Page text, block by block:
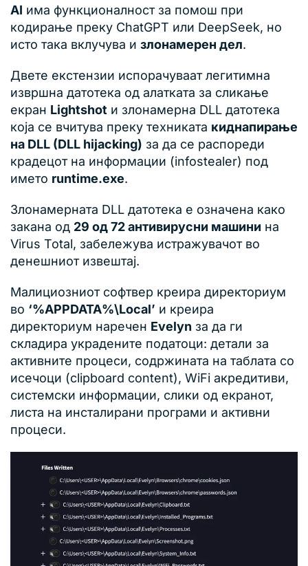
AI има функционалност за помош при
кодирање преку ChatGPT или DeepSeek, но
исто така вклучува и злонамерен дел.
Двете екстензии испорачуваат легитимна
извршна датотека од алатката за сликање
екран Lightshot и злонамерна DLL датотека
која се вчитува преку техниката киднапирање
на DLL (DLL hijacking) за да се распореди
крадецот на информации (infostealer) под
името runtime.exe.
Злонамерната DLL датотека е означена како
закана од 29 од 72 антивирусни машини на
Virus Total, забележува истражувачот во
денешниот извештај.
Малициозниот софтвер креира директориум
во ‘%APPDATA%\Local’ и креира
директориум наречен Evelyn за да ги
складира украдените податоци: детали за
активните процеси, содржината на таблата со
исечоци (clipboard content), WiFi акредитиви,
системски информации, слики од екранот,
листа на инсталирани програми и активни
процеси.